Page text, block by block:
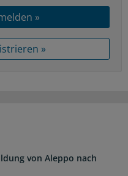
»
»
von Aleppo nach